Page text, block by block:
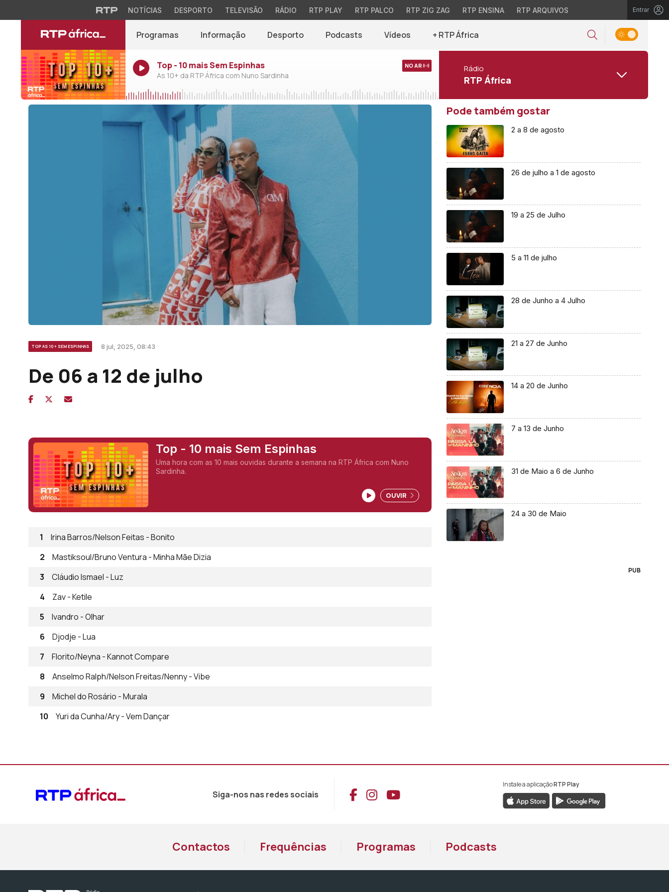
NOTÍCIAS DESPORTO TELEVISÃO RÁDIO RTP PLAY RTP PALCO RTP ZIG ZAG RTP ENSINA RTP ARQUIVOS Entrar
Programas Informação Desporto Podcasts Vídeos + RTP África
Top - 10 mais Sem Espinhas
As 10+ da RTP África com Nuno Sardinha
NO AR Rádio
RTP África
TOP AS 10 + SEM ESPINHAS 8 jul, 2025, 08:43
De 06 a 12 de julho
Top - 10 mais Sem Espinhas
Uma hora com as 10 mais ouvidas durante a semana na RTP África com Nuno
Sardinha.
OUVIR
1
Irina Barros/Nelson Feitas - Bonito
2
Mastiksoul/Bruno Ventura - Minha Mãe Dizia
3
Cláudio Ismael - Luz
4
Zav - Ketile
5
Ivandro - Olhar
6
Djodje - Lua
7
Florito/Neyna - Kannot Compare
8
Anselmo Ralph/Nelson Freitas/Nenny - Vibe
9
Michel do Rosário - Murala
10
Yuri da Cunha/Ary - Vem Dançar
Pode também gostar
2 a 8 de agosto
26 de julho a 1 de agosto
19 a 25 de Julho
5 a 11 de julho
28 de Junho a 4 Julho
21 a 27 de Junho
14 a 20 de Junho
7 a 13 de Junho
31 de Maio a 6 de Junho
24 a 30 de Maio
PUB
Siga-nos nas redes sociais Aceder ao Facebook da RTP África
Aceder ao Instagram da RTP África
Aceder ao YouTube da RTP África
Instale a aplicaçãoRTP Play
Contactos Frequências Programas Podcasts